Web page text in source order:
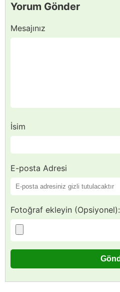
Yorum Gönder
Mesajınız
İsim
E-posta Adresi
Fotoğraf ekleyin (Opsiyonel):